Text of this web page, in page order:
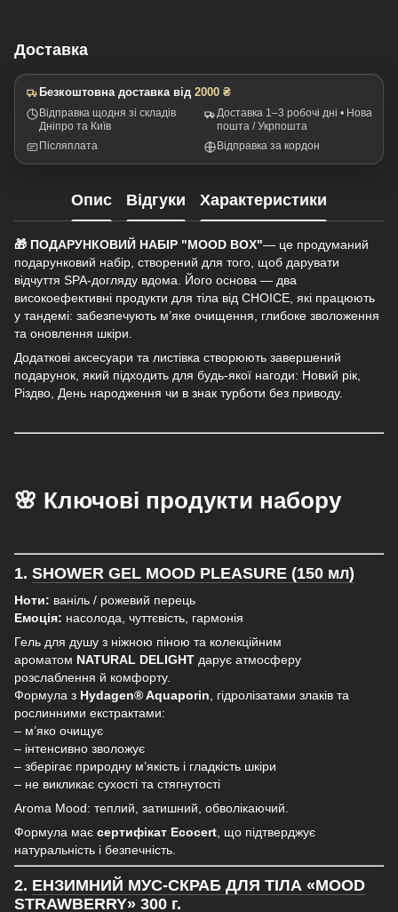
Доставка
Безкоштовна доставка від 2000 ₴
Відправка щодня зі складів
Дніпро та Київ
Доставка 1–3 робочі дні • Нова
пошта / Укрпошта
Післяплата
Відправка за кордон
Опис Відгуки Характеристики
🎁 ПОДАРУНКОВИЙ НАБІР "MOOD BOX"— це продуманий
подарунковий набір, створений для того, щоб дарувати
відчуття SPA-догляду вдома. Його основа — два
високоефективні продукти для тіла від CHOICE, які працюють
у тандемі: забезпечують м’яке очищення, глибоке зволоження
та оновлення шкіри.
Додаткові аксесуари та листівка створюють завершений
подарунок, який підходить для будь-якої нагоди: Новий рік,
Різдво, День народження чи в знак турботи без приводу.
🌸 Ключові продукти набору
1. SHOWER GEL MOOD PLEASURE (150 мл)
Ноти: ваніль / рожевий перець
Емоція: насолода, чуттєвість, гармонія
Гель для душу з ніжною піною та колекційним
ароматом NATURAL DELIGHT дарує атмосферу
розслаблення й комфорту.
Формула з Hydagen® Aquaporin , гідролізатами злаків та
рослинними екстрактами:
– м’яко очищує
– інтенсивно зволожує
– зберігає природну м’якість і гладкість шкіри
– не викликає сухості та стягнутості
Aroma Mood: теплий, затишний, обволікаючий.
Формула має сертифікат Ecocert , що підтверджує
натуральність і безпечність.
2. ЕНЗИМНИЙ МУС-СКРАБ ДЛЯ ТІЛА «MOOD
STRAWBERRY» 300 г.